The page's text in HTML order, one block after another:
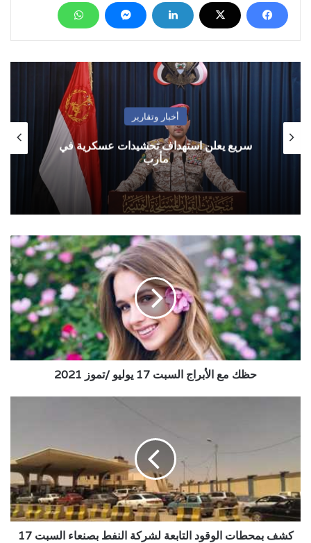
أخبار وتقارير
سريع يعلن استهداف تحشيدات عسكرية في
مأرب
حظك
الأبراج
السبت
17
يوليو
/
تموز
2021
حظك مع الأبراج السبت 17 يوليو /تموز 2021
النفط
بصنعاء
السبت
17
يوليو
كشف بمحطات الوقود التابعة لشركة النفط بصنعاء السبت 17